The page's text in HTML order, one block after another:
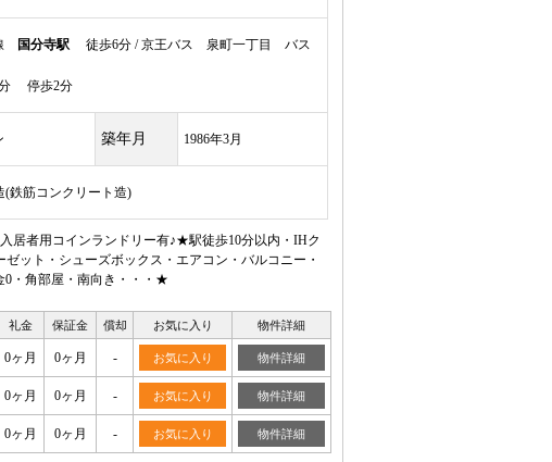
国分寺駅 徒歩6分 / 京王バス 泉町一丁目 バス
分 停歩2分
築年月 1986年3月
(鉄筋コンクリート造)
居者用コインランドリー有♪★駅徒歩10分以内・IHク
ット・シューズボックス・エアコン・バルコニー・
0・角部屋・南向き・・・★
礼金 保証金 償却 お気に入り 物件詳細
0ヶ月 0ヶ月 - お気に入り 物件詳細
0ヶ月 0ヶ月 - お気に入り 物件詳細
0ヶ月 0ヶ月 - お気に入り 物件詳細